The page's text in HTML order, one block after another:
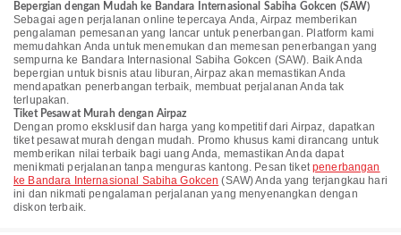
Bepergian dengan Mudah ke Bandara Internasional Sabiha Gokcen (SAW)
Sebagai agen perjalanan online tepercaya Anda, Airpaz memberikan
pengalaman pemesanan yang lancar untuk penerbangan. Platform kami
memudahkan Anda untuk menemukan dan memesan penerbangan yang
sempurna ke Bandara Internasional Sabiha Gokcen (SAW). Baik Anda
bepergian untuk bisnis atau liburan, Airpaz akan memastikan Anda
mendapatkan penerbangan terbaik, membuat perjalanan Anda tak
terlupakan.
Tiket Pesawat Murah dengan Airpaz
Dengan promo eksklusif dan harga yang kompetitif dari Airpaz, dapatkan
tiket pesawat murah dengan mudah. Promo khusus kami dirancang untuk
memberikan nilai terbaik bagi uang Anda, memastikan Anda dapat
menikmati perjalanan tanpa menguras kantong. Pesan tiketpenerbangan
ke Bandara Internasional Sabiha Gokcen (SAW) Anda yang terjangkau hari
ini dan nikmati pengalaman perjalanan yang menyenangkan dengan
diskon terbaik.